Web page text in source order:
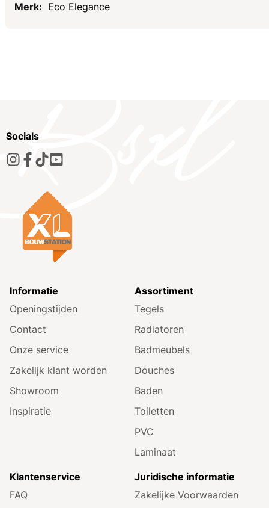
Eco Elegance
Socials
Informatie
Openingstijden
Contact
Onze service
Zakelijk klant worden
Showroom
Inspiratie
Assortiment
Tegels
Radiatoren
Badmeubels
Douches
Baden
Toiletten
PVC
Laminaat
Klantenservice
FAQ
Juridische informatie
Zakelijke Voorwaarden